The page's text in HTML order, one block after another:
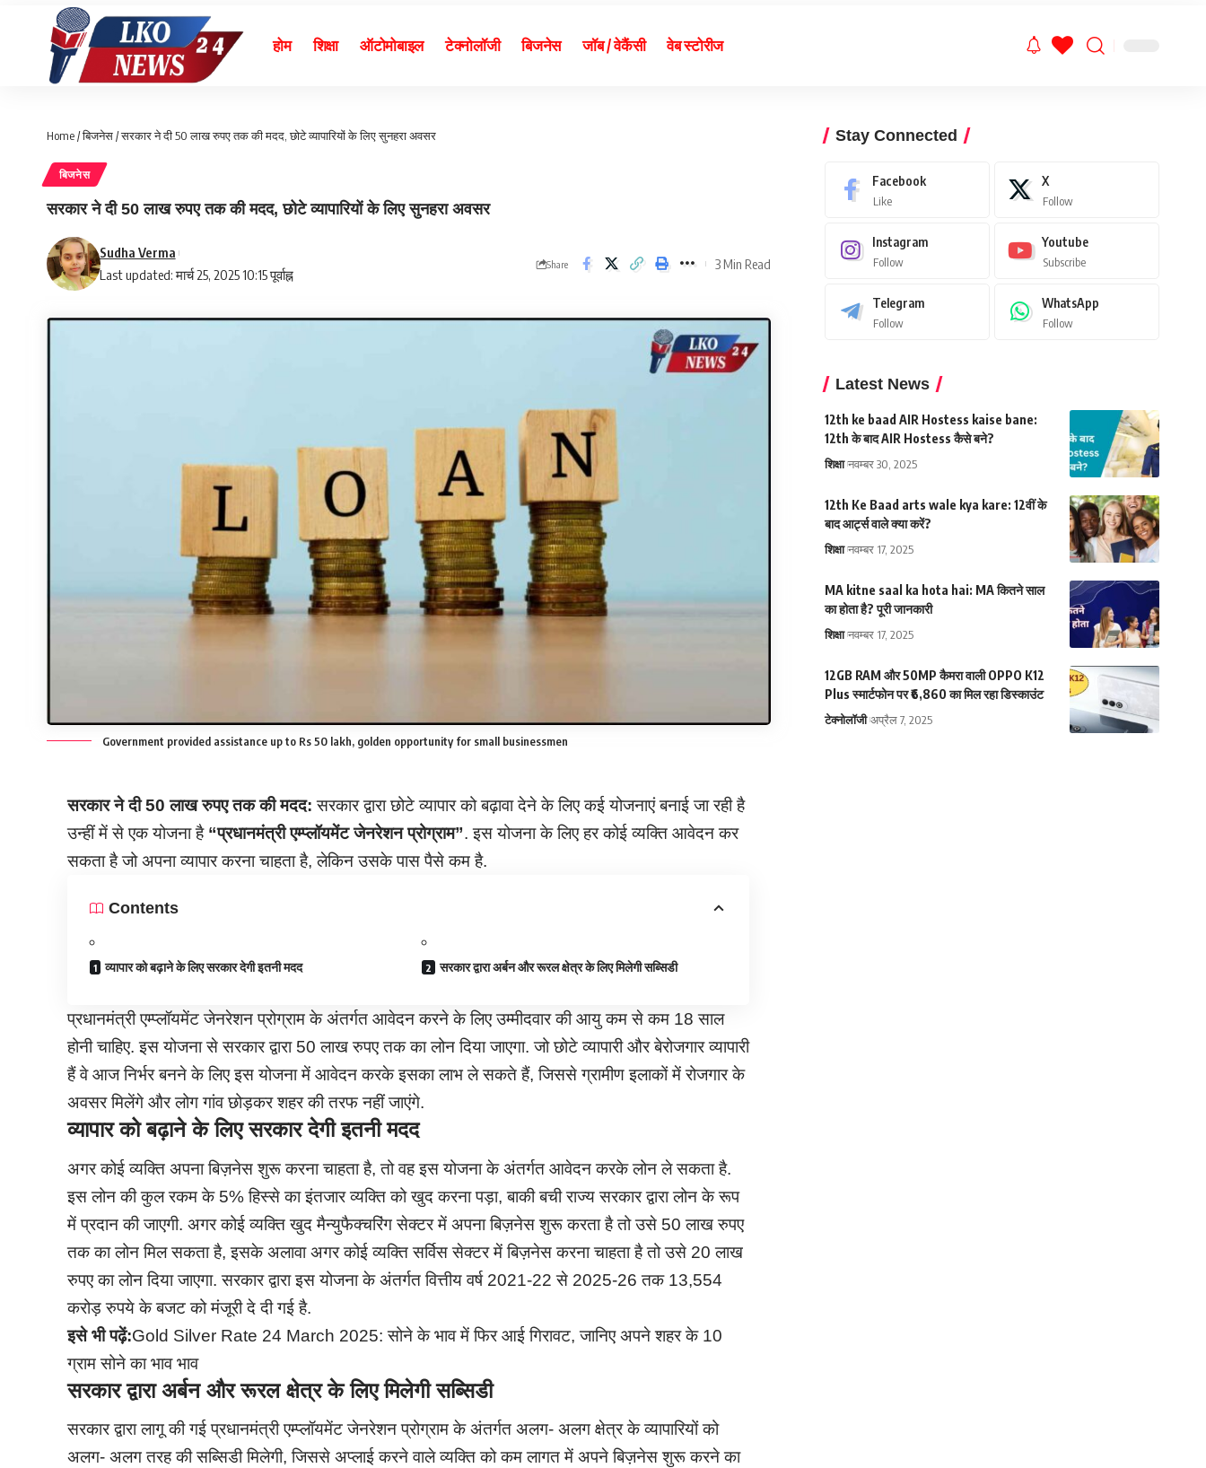
होम शिक्षा ऑटोमोबाइल टेक्नोलॉजी बिजनेस जॉब / वेकैंसी वेब स्टोरीज
Home/बिजनेस/सरकार ने दी 50 लाख रुपए तक की मदद, छोटे व्यापारियों के लिए सुनहरा अवसर
बिजनेस
सरकार ने दी 50 लाख रुपए तक की मदद, छोटे व्यापारियों के लिए सुनहरा अवसर
Last updated: मार्च 25, 2025 10:15 पूर्वाह्न
Sudha Verma
Share 3 Min Read
Government provided assistance up to Rs 50 lakh, golden opportunity for small businessmen
सरकार ने दी 50 लाख रुपए तक की मदद:सरकार द्वारा छोटे व्यापार को बढ़ावा देने के लिए कई योजनाएं बनाई जा रही है
उन्हीं में से एक योजना है “प्रधानमंत्री एम्प्लॉयमेंट जेनरेशन प्रोग्राम”. इस योजना के लिए हर कोई व्यक्ति आवेदन कर
सकता है जो अपना व्यापार करना चाहता है, लेकिन उसके पास पैसे कम है.
Contents
व्यापार को बढ़ाने के लिए सरकार देगी इतनी मदद सरकार द्वारा अर्बन और रूरल क्षेत्र के लिए मिलेगी सब्सिडी
प्रधानमंत्री एम्प्लॉयमेंट जेनरेशन प्रोग्राम के अंतर्गत आवेदन करने के लिए उम्मीदवार की आयु कम से कम 18 साल
होनी चाहिए. इस योजना से सरकार द्वारा 50 लाख रुपए तक का लोन दिया जाएगा. जो छोटे व्यापारी और बेरोजगार व्यापारी
हैं वे आज निर्भर बनने के लिए इस योजना में आवेदन करके इसका लाभ ले सकते हैं, जिससे ग्रामीण इलाकों में रोजगार के
अवसर मिलेंगे और लोग गांव छोड़कर शहर की तरफ नहीं जाएंगे.
व्यापार को बढ़ाने के लिए सरकार देगी इतनी मदद
अगर कोई व्यक्ति अपना बिज़नेस शुरू करना चाहता है, तो वह इस योजना के अंतर्गत आवेदन करके लोन ले सकता है.
इस लोन की कुल रकम के 5% हिस्से का इंतजार व्यक्ति को खुद करना पड़ा, बाकी बची राज्य सरकार द्वारा लोन के रूप
में प्रदान की जाएगी. अगर कोई व्यक्ति खुद मैन्युफैक्चरिंग सेक्टर में अपना बिज़नेस शुरू करता है तो उसे 50 लाख रुपए
तक का लोन मिल सकता है, इसके अलावा अगर कोई व्यक्ति सर्विस सेक्टर में बिज़नेस करना चाहता है तो उसे 20 लाख
रुपए का लोन दिया जाएगा. सरकार द्वारा इस योजना के अंतर्गत वित्तीय वर्ष 2021-22 से 2025-26 तक 13,554
करोड़ रुपये के बजट को मंजूरी दे दी गई है.
इसे भी पढ़ें:Gold Silver Rate 24 March 2025: सोने के भाव में फिर आई गिरावट, जानिए अपने शहर के 10
ग्राम सोने का भाव भाव
सरकार द्वारा अर्बन और रूरल क्षेत्र के लिए मिलेगी सब्सिडी
सरकार द्वारा लागू की गई प्रधानमंत्री एम्प्लॉयमेंट जेनरेशन प्रोग्राम के अंतर्गत अलग- अलग क्षेत्र के व्यापारियों को
अलग- अलग तरह की सब्सिडी मिलेगी, जिससे अप्लाई करने वाले व्यक्ति को कम लागत में अपने बिज़नेस शुरू करने का
Stay Connected
Facebook
Like
X
Follow
Instagram
Follow
Youtube
Subscribe
Telegram
Follow
WhatsApp
Follow
Latest News
12th ke baad AIR Hostess kaise bane:
12th के बाद AIR Hostess कैसे बने?
शिक्षा नवम्बर 30, 2025
12th Ke Baad arts wale kya kare: 12वीं के
बाद आर्ट्स वाले क्या करें?
शिक्षा नवम्बर 17, 2025
MA kitne saal ka hota hai: MA कितने साल
का होता है? पूरी जानकारी
शिक्षा नवम्बर 17, 2025
12GB RAM और 50MP कैमरा वाली OPPO K12
Plus स्मार्टफोन पर ₹6,860 का मिल रहा डिस्काउंट
टेक्नोलॉजी अप्रैल 7, 2025